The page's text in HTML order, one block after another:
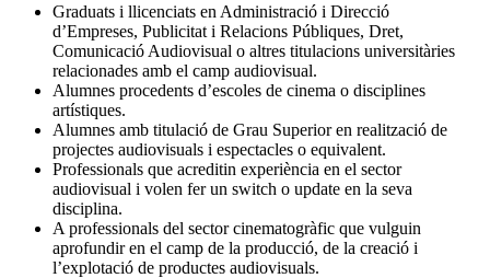
Graduats i llicenciats en Administració i Direcció
d’Empreses, Publicitat i Relacions Públiques, Dret,
Comunicació Audiovisual o altres titulacions universitàries
relacionades amb el camp audiovisual.
Alumnes procedents d’escoles de cinema o disciplines
artístiques.
Alumnes amb titulació de Grau Superior en realització de
projectes audiovisuals i espectacles o equivalent.
Professionals que acreditin experiència en el sector
audiovisual i volen fer un switch o update en la seva
disciplina.
A professionals del sector cinematogràfic que vulguin
aprofundir en el camp de la producció, de la creació i
l’explotació de productes audiovisuals.